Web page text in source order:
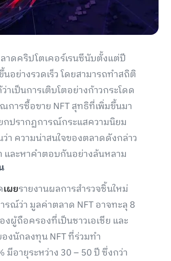
าดคริปโตเคอร์เรนซีนับตั้งแต่ปี
อย่างรวดเร็ว โดยสามารถทำสถิติ
เป็นการเติบโตอย่างก้าวกระโดด
การซื้อขาย NFT สุทธิที่เพิ่มขึ้นมา
กปรากฏการณ์กระแสความนิยม
า ความน่าสนใจของตลาดดังกล่าว
และหาคำตอบกันอย่างล้นหลาม
เผยรายงานผลการสำรวจชิ้นใหม่
ณ์ว่า มูลค่าตลาด NFT อาจทะลุ 8
ผู้ถือครองที่เป็นชาวเอเชีย และ
งนักลงทุน NFT ที่ร่วมทำ
อายุระหว่าง 30 – 50 ปี ซึ่งกว่า